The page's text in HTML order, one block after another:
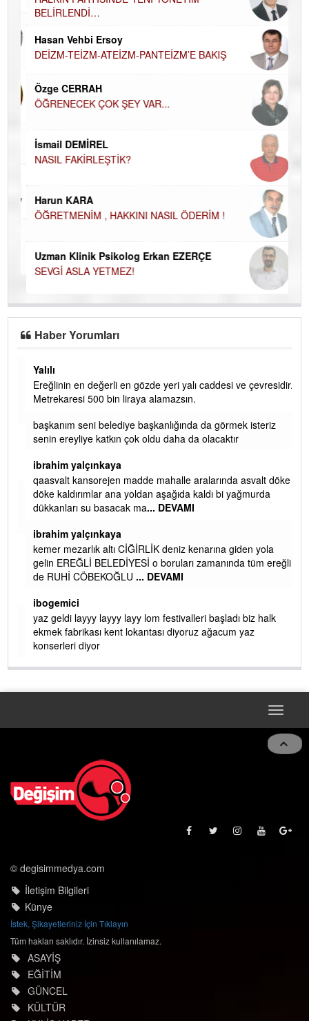
BELİRLENDİ…
Hasan Vehbi Ersoy
DEİZM-TEİZM-ATEİZM-PANTEİZM’E BAKIŞ
Özge CERRAH
ÖĞRENECEK ÇOK ŞEY VAR...
İsmail DEMİREL
NASIL FAKİRLEŞTİK?
Harun KARA
ÖĞRETMENİM , HAKKINI NASIL ÖDERİM !
Uzman Klinik Psikolog Erkan EZERÇE
SEVGİ ASLA YETMEZ!
Haber Yorumları
Yalılı
Ereğlinin en değerli en gözde yeri yalı caddesi ve çevresidir.
Metrekaresi 500 bin liraya alamazsın.
başkanım seni belediye başkanlığında da görmek isteriz
senin ereyliye katkın çok oldu daha da olacaktır
ibrahim yalçınkaya
qaasvalt kansorejen madde mahalle aralarında asvalt döke
döke kaldırımlar ana yoldan aşağıda kaldı bi yağmurda
dükkanları su basacak ma... DEVAMI
ibrahim yalçınkaya
kemer mezarlık altı CİĞİRLİK deniz kenarına giden yola
gelin EREĞLİ BELEDİYESİ o boruları zamanında tüm ereğli
de RUHİ CÖBEKOĞLU... DEVAMI
ibogemici
yaz geldi layyy layyy layy lom festivalleri başladı biz halk
ekmek fabrikası kent lokantası diyoruz ağacum yaz
konserleri diyor
Toggle
© degisimmedya.com
İletişim Bilgileri
Künye
İstek, Şikayetleriniz İçin Tıklayın
Tüm hakları saklıdır. İzinsiz kullanılamaz.
ASAYİŞ
EĞİTİM
GÜNCEL
KÜLTÜR